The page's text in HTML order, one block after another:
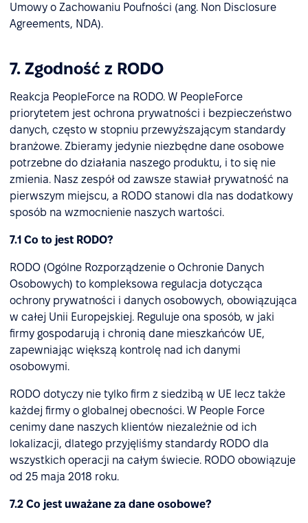
Umowy o Zachowaniu Poufności (ang. Non Disclosure
Agreements, NDA).
7. Zgodność z RODO
Reakcja PeopleForce na RODO. W PeopleForce
priorytetem jest ochrona prywatności i bezpieczeństwo
danych, często w stopniu przewyższającym standardy
branżowe. Zbieramy jedynie niezbędne dane osobowe
potrzebne do działania naszego produktu, i to się nie
zmienia. Nasz zespół od zawsze stawiał prywatność na
pierwszym miejscu, a RODO stanowi dla nas dodatkowy
sposób na wzmocnienie naszych wartości.
7.1 Co to jest RODO?
RODO (Ogólne Rozporządzenie o Ochronie Danych
Osobowych) to kompleksowa regulacja dotycząca
ochrony prywatności i danych osobowych, obowiązująca
w całej Unii Europejskiej. Reguluje ona sposób, w jaki
firmy gospodarują i chronią dane mieszkańców UE,
zapewniając większą kontrolę nad ich danymi
osobowymi.
RODO dotyczy nie tylko firm z siedzibą w UE lecz także
każdej firmy o globalnej obecności. W People Force
cenimy dane naszych klientów niezależnie od ich
lokalizacji, dlatego przyjęliśmy standardy RODO dla
wszystkich operacji na całym świecie. RODO obowiązuje
od 25 maja 2018 roku.
7.2 Co jest uważane za dane osobowe?